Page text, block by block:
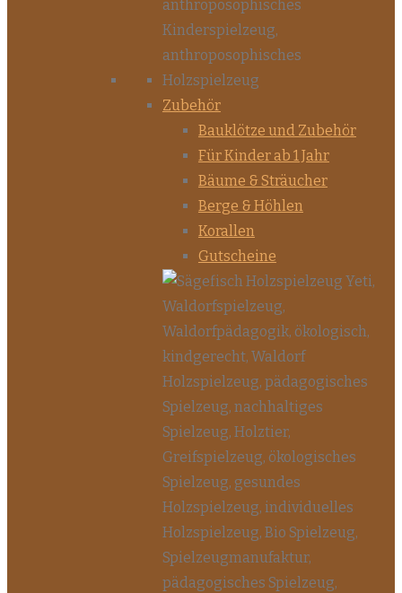
Zubehör
Bauklötze und Zubehör
Für Kinder ab 1 Jahr
Bäume & Sträucher
Berge & Höhlen
Korallen
Gutscheine